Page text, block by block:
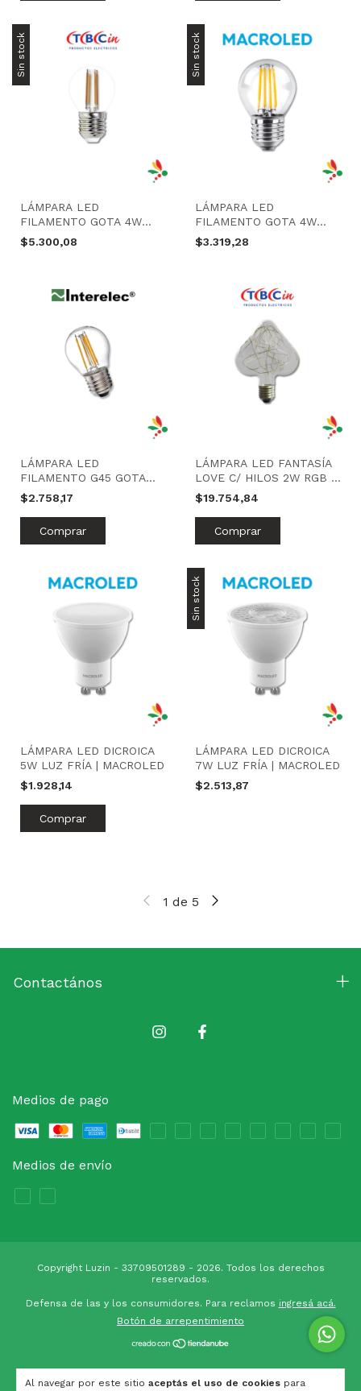
Al navegar por este sitio aceptás el uso de cookies para
Sin stock
LÁMPARA LED
FILAMENTO GOTA 4W
LUZ CÁLIDA | TBCIN
$5.300,08
Sin stock
LÁMPARA LED
FILAMENTO GOTA 4W
LUZ CÁLIDA | MACROLED
$3.319,28
LÁMPARA LED
FILAMENTO G45 GOTA
4W LUZ CÁLIDA |
INTERELEC
$2.758,17
LÁMPARA LED FANTASÍA
LOVE C/ HILOS 2W RGB |
TBCIN
$19.754,84
LÁMPARA LED DICROICA
5W LUZ FRÍA | MACROLED
$1.928,14
Sin stock
LÁMPARA LED DICROICA
7W LUZ FRÍA | MACROLED
$2.513,87
1 de 5
Contactános
Medios de pago
Medios de envío
Copyright Luzin - 33709501289 - 2026. Todos los derechos
reservados.
Defensa de las y los consumidores. Para reclamos ingresá acá.
Botón de arrepentimiento